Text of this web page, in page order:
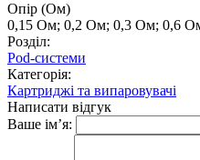
Опір (Ом)
0,15 Ом; 0,2 Ом; 0,3 Ом; 0,6
Розділ:
Pod-системи
Категорія:
Картриджі та випаровувачі
Написати відгук
Ваше ім’я: